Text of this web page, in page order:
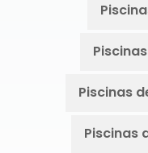
Piscinas
Piscinas